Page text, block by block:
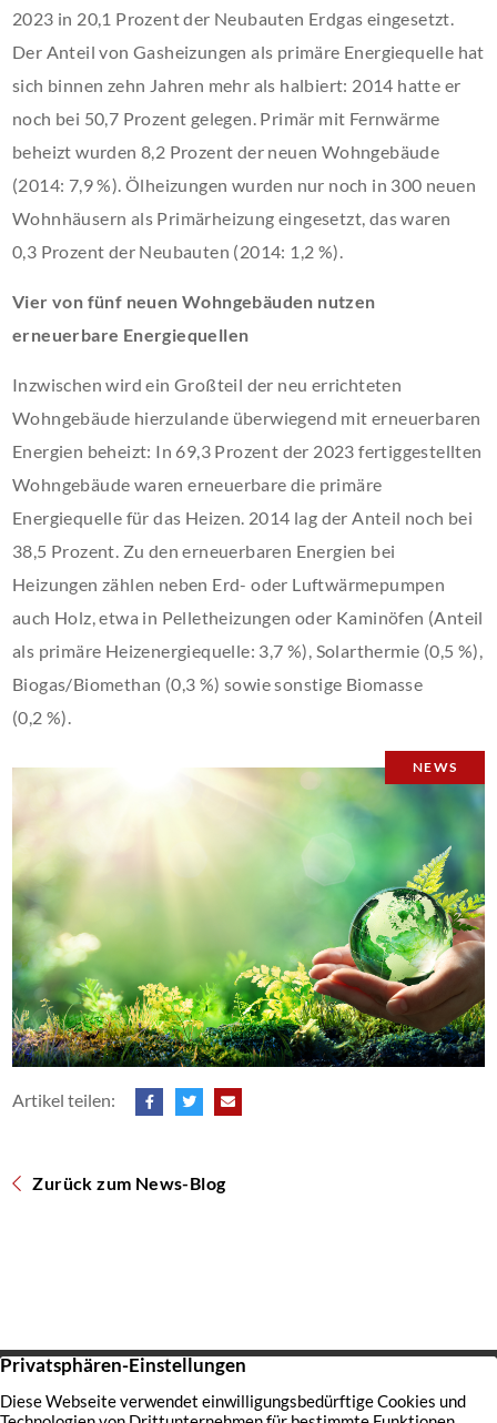
NEWS
Artikel teilen:
Zurück zum News-Blog
2023 in 20,1 Prozent der Neubauten Erdgas eingesetzt.
Der Anteil von Gasheizungen als primäre Energiequelle hat
sich binnen zehn Jahren mehr als halbiert: 2014 hatte er
noch bei 50,7 Prozent gelegen. Primär mit Fernwärme
beheizt wurden 8,2 Prozent der neuen Wohngebäude
(2014: 7,9 %). Ölheizungen wurden nur noch in 300 neuen
Wohnhäusern als Primärheizung eingesetzt, das waren
0,3 Prozent der Neubauten (2014: 1,2 %).
Vier von fünf neuen Wohngebäuden nutzen
erneuerbare Energiequellen
Inzwischen wird ein Großteil der neu errichteten
Wohngebäude hierzulande überwiegend mit erneuerbaren
Energien beheizt: In 69,3 Prozent der 2023 fertiggestellten
Wohngebäude waren erneuerbare die primäre
Energiequelle für das Heizen. 2014 lag der Anteil noch bei
38,5 Prozent. Zu den erneuerbaren Energien bei
Heizungen zählen neben Erd- oder Luftwärmepumpen
auch Holz, etwa in Pelletheizungen oder Kaminöfen (Anteil
als primäre Heizenergiequelle: 3,7 %), Solarthermie (0,5 %),
Biogas/Biomethan (0,3 %) sowie sonstige Biomasse
(0,2 %).